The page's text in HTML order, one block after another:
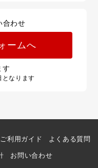
合わせ
ームへ
す
なります
ご利用ガイド よくある質問
お問い合わせ